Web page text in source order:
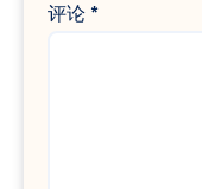
评论 *